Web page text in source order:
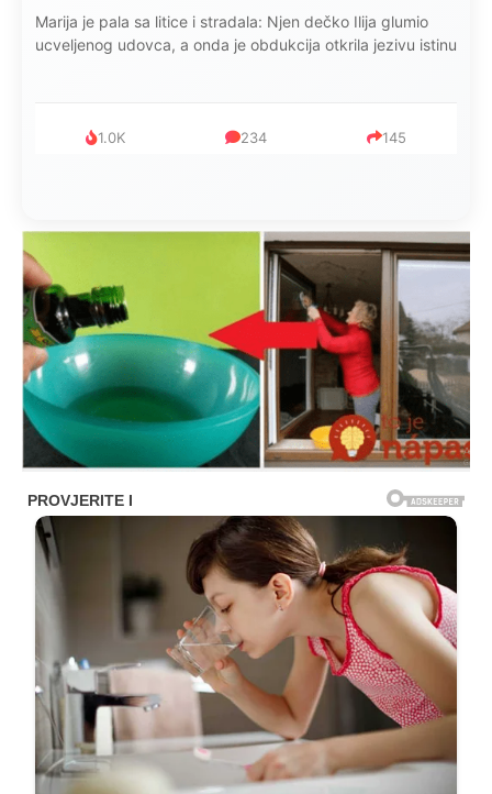
Marija je pala sa litice i stradala: Njen dečko Ilija glumio
ucveljenog udovca, a onda je obdukcija otkrila jezivu istinu
1.0K 234 145